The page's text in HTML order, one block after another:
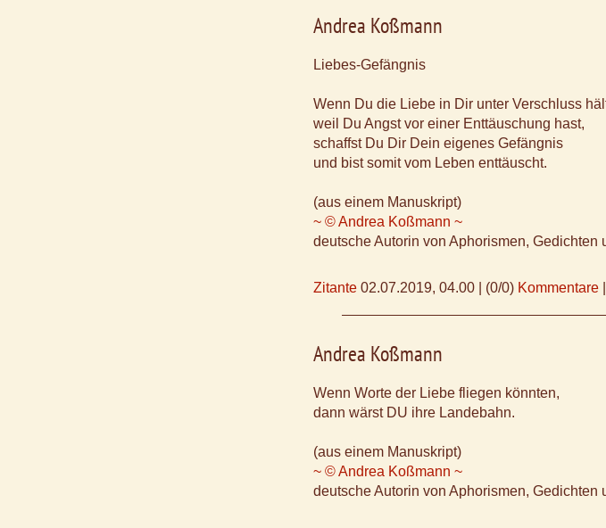
Andrea Koßmann
Liebes-Gefängnis
Wenn Du die Liebe in Dir unter Verschluss
weil Du Angst vor einer Enttäuschung hast,
schaffst Du Dir Dein eigenes Gefängnis
und bist somit vom Leben enttäuscht.
(aus einem Manuskript)
~ © Andrea Koßmann ~
deutsche Autorin von Aphorismen, Gedichten
Zitante 02.07.2019, 04.00 (0/0) Kommentare
Andrea Koßmann
Wenn Worte der Liebe fliegen könnten,
dann wärst DU ihre Landebahn.
(aus einem Manuskript)
~ © Andrea Koßmann ~
deutsche Autorin von Aphorismen, Gedichten